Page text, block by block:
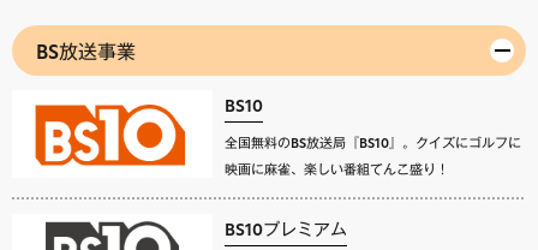
BS放送事業
BS10
全国無料のBS放送局『BS10』。クイズにゴルフに
映画に麻雀、楽しい番組てんこ盛り！
BS10プレミアム